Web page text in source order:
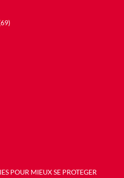
POUR MIEUX SE PROTEGER